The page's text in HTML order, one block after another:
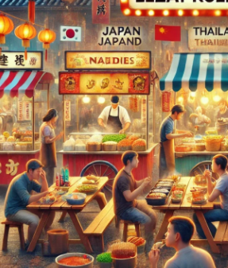
z
a
t
K
u
l
i
n
e
r
A
s
i
a